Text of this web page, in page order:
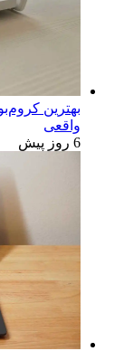
19 ساعت پیش